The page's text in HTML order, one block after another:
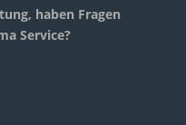
haben Fragen
Service?